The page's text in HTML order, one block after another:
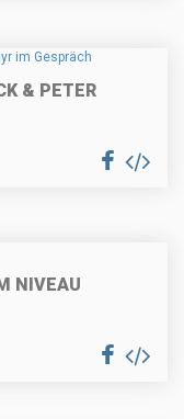
& PETER
NIVEAU